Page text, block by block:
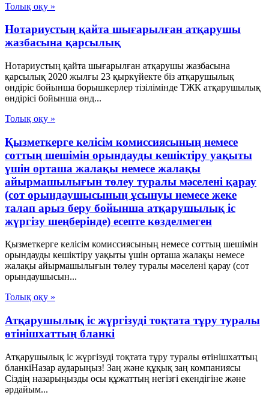
Толық оқу »
Нотариустың қайта шығарылған атқарушы
жазбасына қарсылық
Нотариустың қайта шығарылған атқарушы жазбасына
қарсылық 2020 жылғы 23 қыркүйекте біз атқарушылық
өндіріс бойынша борышкерлер тізілімінде ТЖК атқарушылық
өндірісі бойынша өнд...
Толық оқу »
Қызметкерге келісім комиссиясының немесе
соттың шешімін орындауды кешіктіру уақыты
үшін орташа жалақы немесе жалақы
айырмашылығын төлеу туралы мәселені қарау
(сот орындаушысының ұсынуы немесе жеке
талап арыз беру бойынша атқарушылық іс
жүргізу шеңберінде) есепте көзделмеген
Қызметкерге келісім комиссиясының немесе соттың шешімін
орындауды кешіктіру уақыты үшін орташа жалақы немесе
жалақы айырмашылығын төлеу туралы мәселені қарау (сот
орындаушысын...
Толық оқу »
Атқарушылық іс жүргізуді тоқтата тұру туралы
өтінішхаттың бланкі
Атқарушылық іс жүргізуді тоқтата тұру туралы өтінішхаттың
бланкіНазар аударыңыз! Заң және құқық заң компаниясы
Сіздің назарыңызды осы құжаттың негізгі екендігіне және
әрдайым...